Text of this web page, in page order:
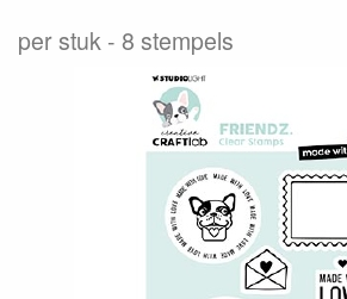
per stuk 8 stempels